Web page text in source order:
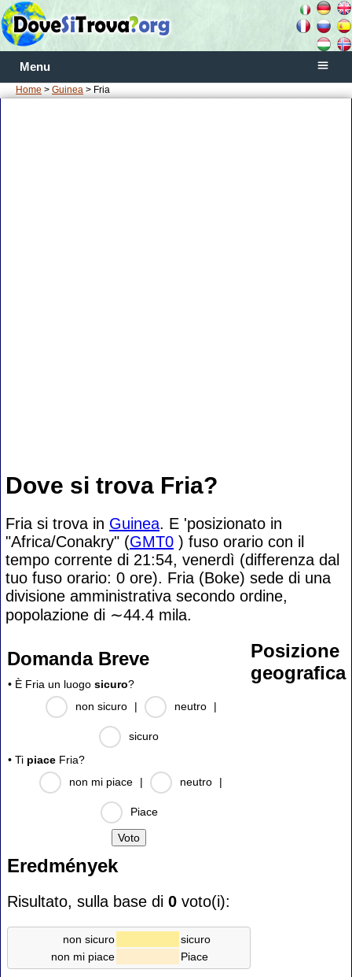
Menu
Home > Guinea > Fria
Dove si trova Fria?
Fria si trova in Guinea. E 'posizionato in
"Africa/Conakry" (GMT0 ) fuso orario con il
tempo corrente di 21:54, venerdì (differenza dal
tuo fuso orario: 0 ore). Fria (Boke) sede di una
divisione amministrativa secondo ordine,
popolazione di ∼44.4 mila.
Domanda Breve
• È Fria un luogo sicuro?
non sicuro
| neutro |
sicuro
• Ti piace Fria?
non mi piace
| neutro |
Piace
Eredmények
Risultato, sulla base di 0 voto(i):
non sicuro
sicuro
non mi piace
Piace
Posizione
geografica